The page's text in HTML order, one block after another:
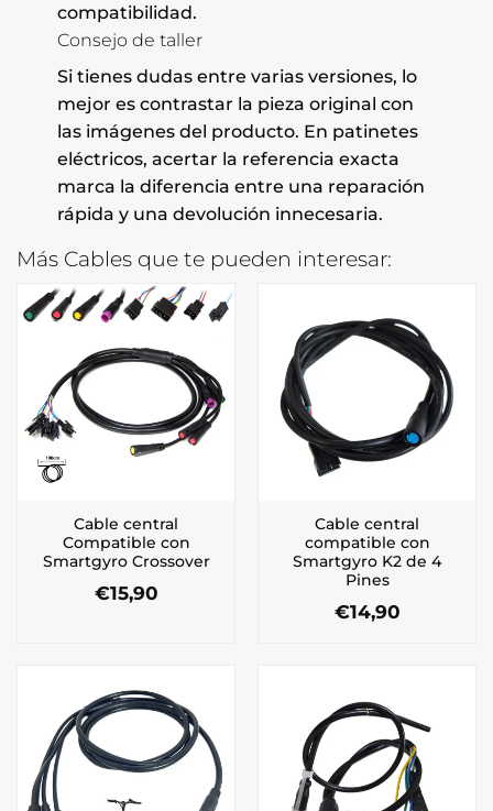
compatibilidad.
Consejo de taller
Si tienes dudas entre varias versiones, lo
mejor es contrastar la pieza original con
las imágenes del producto. En patinetes
eléctricos, acertar la referencia exacta
marca la diferencia entre una reparación
rápida y una devolución innecesaria.
Más Cables que te pueden interesar:
Cable central
Compatible con
Smartgyro Crossover
€15,90
Cable central
compatible con
Smartgyro K2 de 4
Pines
€14,90